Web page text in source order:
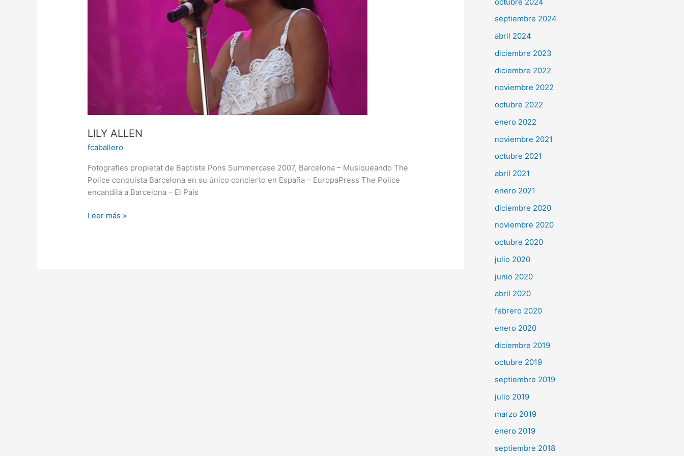
LILY ALLEN
fcaballero
Fotografies propietat de Baptiste Pons Summercase 2007, Barcelona – Musiqueando The
Police conquista Barcelona en su único concierto en España – EuropaPress The Police
encandila a Barcelona – El Pais
Leer más »
septiembre 2024
abril 2024
diciembre 2023
diciembre 2022
noviembre 2022
octubre 2022
enero 2022
noviembre 2021
octubre 2021
abril 2021
enero 2021
diciembre 2020
noviembre 2020
octubre 2020
julio 2020
junio 2020
abril 2020
febrero 2020
enero 2020
diciembre 2019
octubre 2019
septiembre 2019
julio 2019
marzo 2019
enero 2019
septiembre 2018